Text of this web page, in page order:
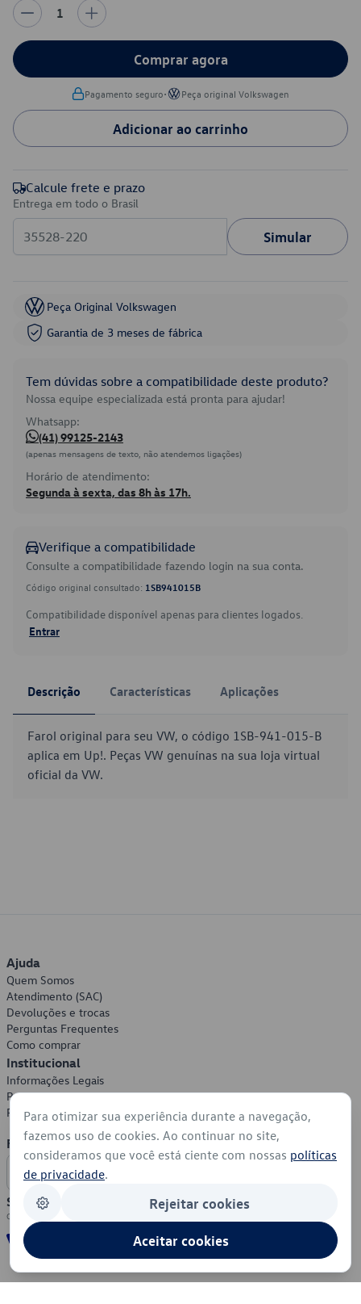
1
Comprar agora
Pagamento seguro• Peça original Volkswagen
Adicionar ao carrinho
Calcule frete e prazo
Entrega em todo o Brasil
Simular
Peça Original Volkswagen
Garantia de 3 meses de fábrica
Tem dúvidas sobre a compatibilidade deste produto?
Nossa equipe especializada está pronta para ajudar!
Whatsapp:
(41) 99125-2143
(apenas mensagens de texto, não atendemos ligações)
Horário de atendimento:
Segunda à sexta, das 8h às 17h.
Verifique a compatibilidade
Consulte a compatibilidade fazendo login na sua conta.
Código original consultado: 1SB941015B
Compatibilidade disponível apenas para clientes logados.
Entrar
Descrição Características Aplicações
Farol original para seu VW, o código 1SB-941-015-B
aplica em Up!. Peças VW genuínas na sua loja virtual
oficial da VW.
Ajuda
Quem Somos
Atendimento (SAC)
Devoluções e trocas
Perguntas Frequentes
Como comprar
Institucional
Informações Legais
Política de Privacidade
Política de Cookies
Formas de Pagamento
Segurança
Para otimizar sua experiência durante a navegação,
fazemos uso de cookies. Ao continuar no site,
consideramos que você está ciente com nossas políticas
de privacidade.
Rejeitar cookies
Aceitar cookies